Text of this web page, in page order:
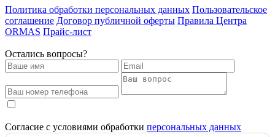
Политика обработки персональных данных Пользовательское
соглашение Договор публичной оферты Правила Центра
ORMAS Прайс-лист
Остались вопросы?
Согласие с условиями обработки персональных данных